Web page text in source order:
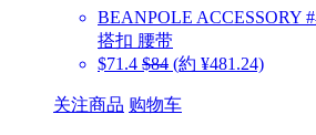
BEANPOLE ACCESSORY
搭扣 腰带
$71.4 $84 (約 ¥481.24)
关注商品 购物车